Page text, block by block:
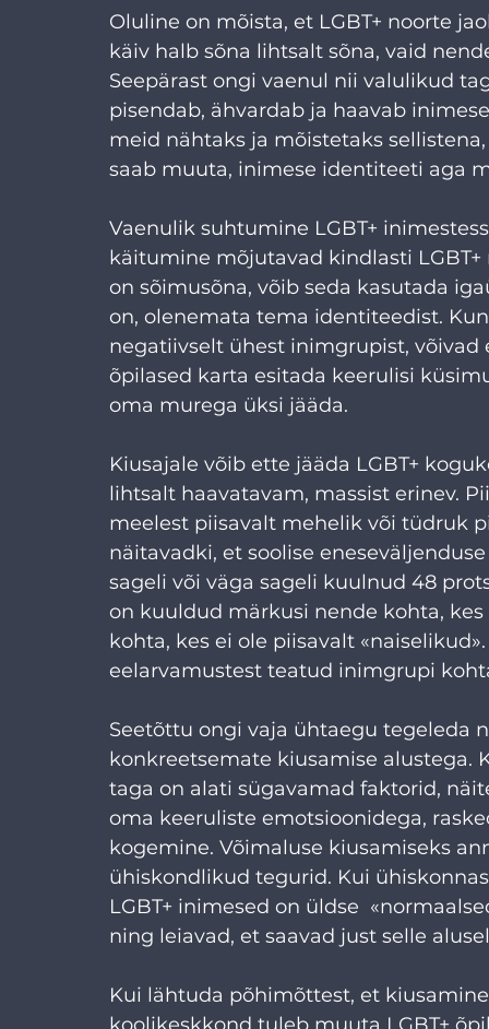
Oluline on mõista, et LGBT+ noorte
käiv halb sõna lihtsalt sõna, vaid
Seepärast ongi vaenul nii valulikud
pisendab, ähvardab ja haavab
meid nähtaks ja mõistetaks
saab muuta, inimese identiteeti aga
Vaenulik suhtumine LGBT+
käitumine mõjutavad kindlasti
on sõimusõna, võib seda kasutada
on, olenemata tema identiteedist.
negatiivselt ühest inimgrupist,
õpilased karta esitada keerulisi
oma murega üksi jääda.
Kiusajale võib ette jääda LGBT+
lihtsalt haavatavam, massist erinev.
meelest piisavalt mehelik või tüdruk
näitavadki, et soolise
sageli või väga sageli kuulnud 48
on kuuldud märkusi nende kohta,
kohta, kes ei ole piisavalt
eelarvamustest teatud inimgrupi
Seetõttu ongi vaja ühtaegu tegeleda
konkreetsemate kiusamise alustega.
taga on alati sügavamad faktorid,
oma keeruliste emotsioonidega,
kogemine. Võimaluse kiusamiseks
ühiskondlikud tegurid. Kui
LGBT+ inimesed on üldse
ning leiavad, et saavad just selle
Kui lähtuda põhimõttest, et